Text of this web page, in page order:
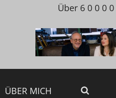
Über 6 0 0 0
ÜBER MICH